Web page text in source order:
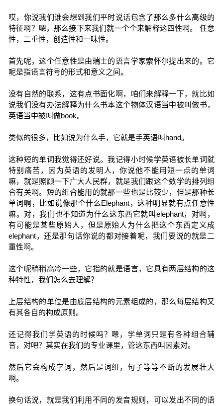
哎，你说我们谁会想到我们平时说话包含了那么多什么高级的
特征啊？嗯，那么接下来我们就一个个来解释这四性啊。 任意
性，二重性，创造性和一味性。
首先呢，这个任意性是由瑞士的语言学家索怀尔提出来的。它
呢是指语言符号的形式和意义之间。
没有自然的联系，这有点书面化啊，咱们来解释一下，就比如
说我们没有办法解释为什么书本这个物体汉语当中被叫做书，
英语当中被叫做book。
类似的很多，比如说为什么手，它就是手英语叫hand。
这种短的单词我觉得还好说。我记得小时候学英语被长单词就
特别痛苦，因为英语的发明人，你说他不能用短一点的单词
嘛，就是照顾一下广大人民群，就是我们跟这个数学的排列组
合有关啊。短的组合能用的就那一些也是比较少，但是那种长
单词啊，比如说像那个什么Elephant，这种明显就有点任意性
嘛。对，我们也不知道为什么这东西它就叫elephant，对啊，
有可能是某些原始人，但是原始人为什么把这个东西定义成
elephant，还是那句话你说的都对接着呢，我们要说的就是二
重性啊。
这个呢稍稍高冷一些，它指的就是语言，它具有两层结构的这
种特性，我们怎么去理解？
上层结构的单位是由底层结构的元素组成的，那么每层结构又
有其各自的构成原则。
还记得我们学英语的时候吗？嗯，学单词只是有各种组合辅
音，对吧？其实在我们的专业课里，管这东西叫因素对。
然后它会构成字词，然后是词组，句子等等不断的发展壮大
啊。
换句话说，就是我们利用不同的发音规则，可以发出不同的语